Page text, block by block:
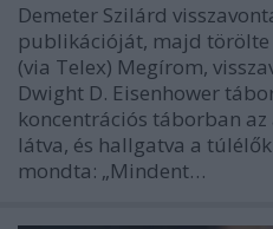
Demeter Szilárd
publikációját, majd törölte
(via Telex) Megírom,
Dwight D. Eisenhower
koncentrációs táborban
látva, és hallgatva a
mondta: „Mindent…